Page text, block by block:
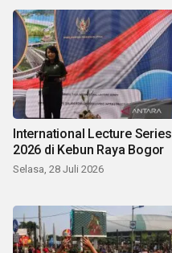
International Lecture Series
2026 di Kebun Raya Bogor
Selasa, 28 Juli 2026